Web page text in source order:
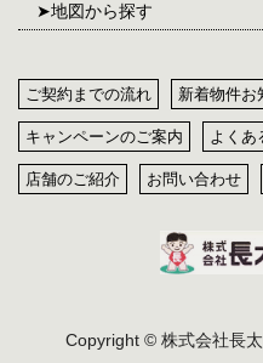
地図から探す
ご契約までの流れ 新着物件お
キャンペーンのご案内 よくあ
店舗のご紹介 お問い合わせ
Copyright © 株式会社長